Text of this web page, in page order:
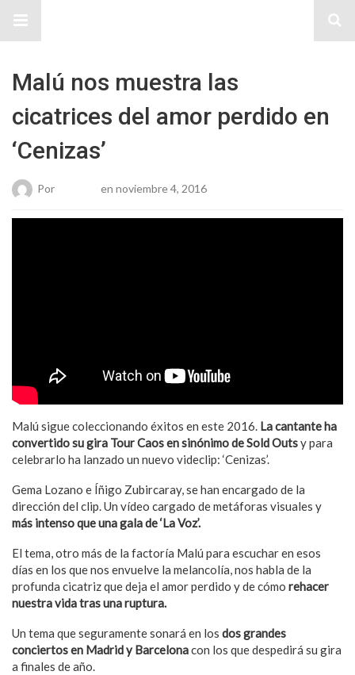
Malú nos muestra las
cicatrices del amor perdido en
‘Cenizas’
Por en noviembre 4, 2016
Malú sigue coleccionando éxitos en este 2016. La cantante ha
convertido su gira Tour Caos en sinónimo de Sold Outsy para
celebrarlo ha lanzado un nuevo videclip: ‘Cenizas’.
Gema Lozano e Íñigo Zubircaray, se han encargado de la
dirección del clip. Un vídeo cargado de metáforas visuales y
más intenso que una gala de ‘La Voz’.
El tema, otro más de la factoría Malú para escuchar en esos
días en los que nos envuelve la melancolía, nos habla de la
profunda cicatriz que deja el amor perdido y de cómo rehacer
nuestra vida tras una ruptura.
Un tema que seguramente sonará en los dos grandes
conciertos en Madrid y Barcelonacon los que despedirá su gira
a finales de año.